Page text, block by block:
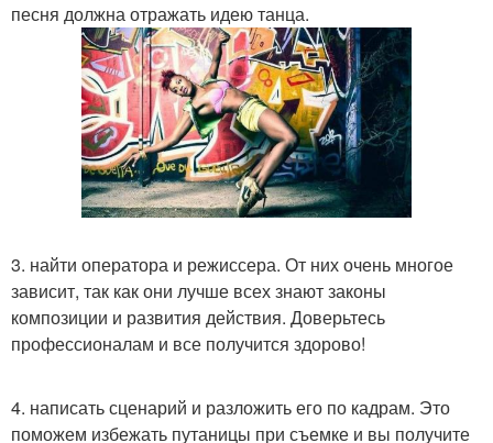
песня должна отражать идею танца.
3. найти оператора и режиссера. От них очень многое
зависит, так как они лучше всех знают законы
композиции и развития действия. Доверьтесь
профессионалам и все получится здорово!
4. написать сценарий и разложить его по кадрам. Это
поможем избежать путаницы при съемке и вы получите